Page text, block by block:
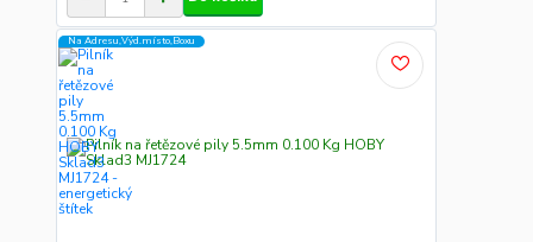
Na Adresu,Výd.místo,Boxu